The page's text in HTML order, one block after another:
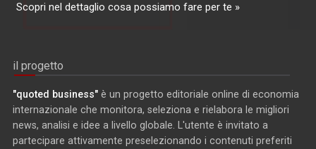
Scopri nel dettaglio cosa possiamo fare per te »
il progetto
"quoted business" è un progetto editoriale online di economia
internazionale che monitora, seleziona e rielabora le migliori
news, analisi e idee a livello globale. L'utente è invitato a
partecipare attivamente preselezionando i contenuti preferiti